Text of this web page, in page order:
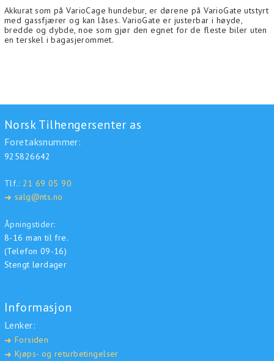
Akkurat som på VarioCage hundebur, er dørene på VarioGate utstyrt
med gassfjærer og kan låses. VarioGate er justerbar i høyde,
bredde og dybde, noe som gjør den egnet for de fleste biler uten
en terskel i bagasjerommet.
Norsk Tilhengersenter as
Foretaksnummer:
925826642
Tlf.: 21 69 05 90
➜ salg@nts.no
Åpningstider:
8-16 man til fre.
(Telefon 09-16)
Stengt lørdager
Informasjon
Lenker:
➜ Forsiden
➜ Kjøps- og returbetingelser